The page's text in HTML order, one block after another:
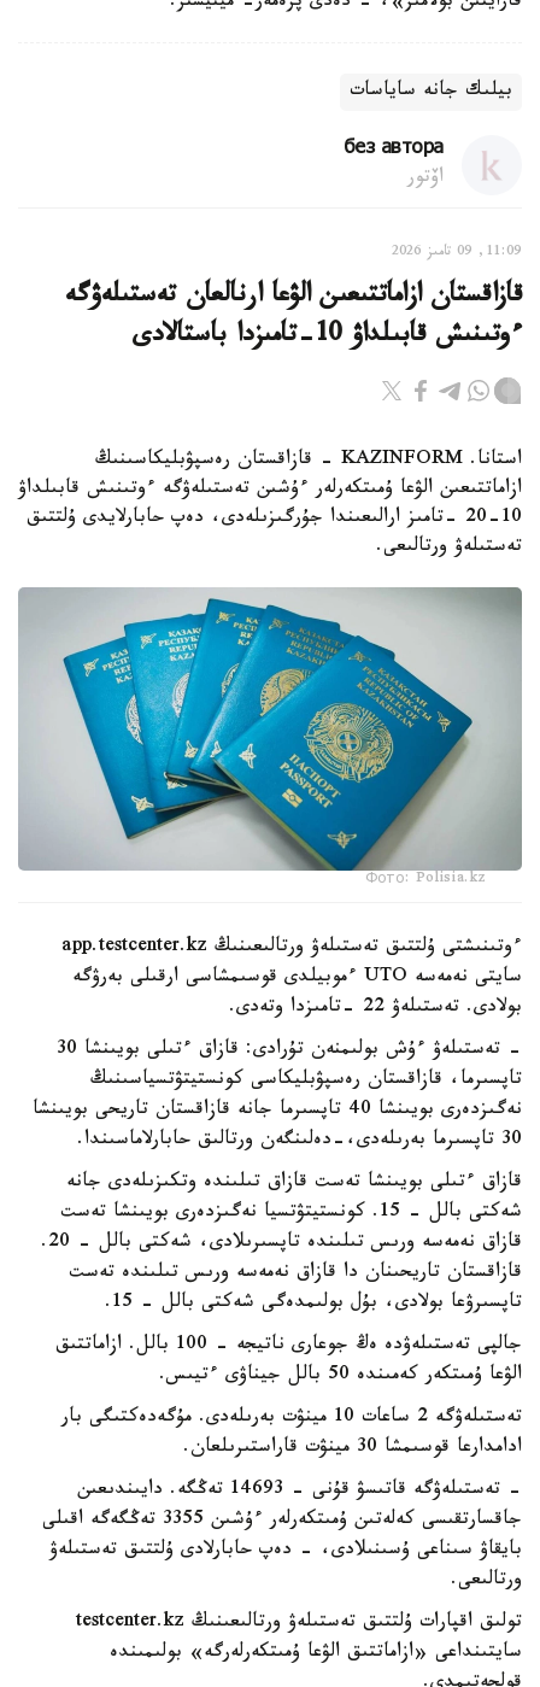
بيلىك جانە ساياسات
без автора
اۆتور
11:09, 09 تامىز 2026
قازاقستان ازاماتتىعىن الۋعا ارنالعان تەستىلەۋگە
ءوتىنىش قابىلداۋ 10-تامىزدا باستالادى
استانا. KAZINFORM - قازاقستان رەسپۋبليكاسىنىڭ
ازاماتتىعىن الۋعا ۇمىتكەرلەر ءۇشىن تەستىلەۋگە ءوتىنىش قابىلداۋ
10-20 -تامىز ارالىعىندا جۇرگىزىلەدى، دەپ حابارلايدى ۇلتتىق
تەستىلەۋ ورتالىعى.
Фото: Polisia.kz
ءوتىنىشتى ۇلتتىق تەستىلەۋ ورتالىعىنىڭ app.testcenter.kz
سايتى نەمەسە UTO ءموبيلدى قوسىمشاسى ارقىلى بەرۋگە
بولادى. تەستىلەۋ 22 -تامىزدا وتەدى.
- تەستىلەۋ ءۇش بولىمنەن تۇرادى: قازاق ءتىلى بويىنشا 30
تاپسىرما، قازاقستان رەسپۋبليكاسى كونستيتۋتسياسىنىڭ
نەگىزدەرى بويىنشا 40 تاپسىرما جانە قازاقستان تاريحى بويىنشا
30 تاپسىرما بەرىلەدى،-دەلىنگەن ورتالىق حابارلاماسىندا.
قازاق ءتىلى بويىنشا تەست قازاق تىلىندە وتكىزىلەدى جانە
شەكتى بالل - 15. كونستيتۋتسيا نەگىزدەرى بويىنشا تەست
قازاق نەمەسە ورىس تىلىندە تاپسىرىلادى، شەكتى بالل - 20.
قازاقستان تاريحىنان دا قازاق نەمەسە ورىس تىلىندە تەست
تاپسىرۋعا بولادى، بۇل بولىمدەگى شەكتى بالل - 15.
جالپى تەستىلەۋدە ەڭ جوعارى ناتيجە - 100 بالل. ازاماتتىق
الۋعا ۇمىتكەر كەمىندە 50 بالل جيناۋى ءتيىس.
تەستىلەۋگە 2 ساعات 10 مينۋت بەرىلەدى. مۇگەدەكتىگى بار
ادامدارعا قوسىمشا 30 مينۋت قاراستىرىلعان.
- تەستىلەۋگە قاتىسۋ قۇنى - 14693 تەڭگە. دايىندىعىن
جاقسارتقىسى كەلەتىن ۇمىتكەرلەر ءۇشىن 3355 تەڭگەگە اقىلى
بايقاۋ سىناعى ۇسىنىلادى، - دەپ حابارلادى ۇلتتىق تەستىلەۋ
ورتالىعى.
تولىق اقپارات ۇلتتىق تەستىلەۋ ورتالىعىنىڭ testcenter.kz
سايتىنداعى «ازاماتتىق الۋعا ۇمىتكەرلەرگە» بولىمىندە